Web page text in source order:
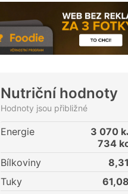
Nutriční hodnoty
Hodnoty jsou přibližné
Energie 3 070
734
Bílkoviny
8,31
Tuky
61,08